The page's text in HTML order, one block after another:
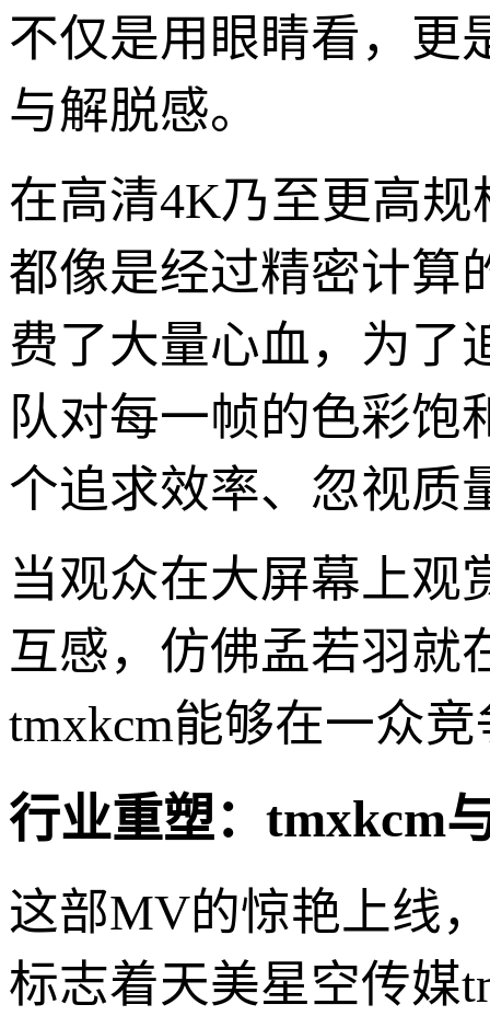
不仅是用眼睛看，更
与解脱感。
在高清4K乃至更高
都像是经过精密计算
费了大量心血，为了
队对每一帧的色彩饱
个追求效率、忽视质
当观众在大屏幕上观
互感，仿佛孟若羽就
tmxkcm能够在一众
行业重塑：tmxkcm
这部MV的惊艳上线
标志着天美星空传媒